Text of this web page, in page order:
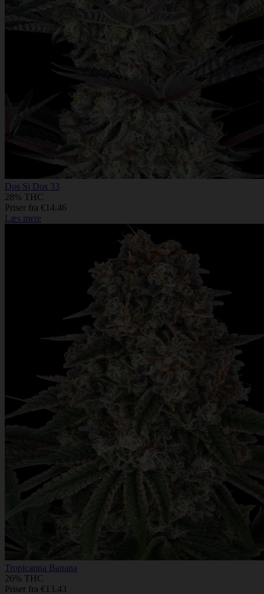
Dos Si Dos 33
28% THC
Priser fra €14.46
Læs mere
Tropicanna Banana
26% THC
Priser fra €13.43